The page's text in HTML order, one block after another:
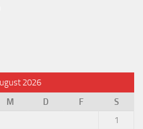
2026
M D F
S
1